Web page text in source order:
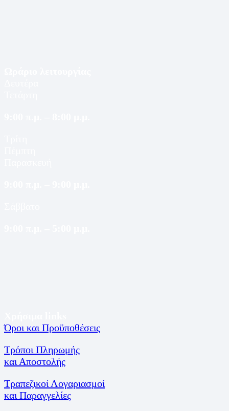
Όροι και Προϋποθέσεις
Τρόποι Πληρωμής
και Αποστολής
Τραπεζικοί Λογαριασμοί
και Παραγγελίες